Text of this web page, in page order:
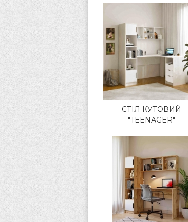
СТІЛ КУТОВИЙ
"TEENAGER"